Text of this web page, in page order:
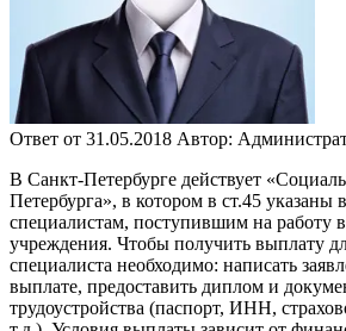
Ответ от 31.05.2018 Автор:
В Санкт-Петербурге действует
Петербурга», в котором в ст.45
специалистам, поступившим на работу
учреждения. Чтобы получить выплату
специалиста необходимо: написать
выплате, предоставить диплом и
трудоустройства (паспорт, ИНН,